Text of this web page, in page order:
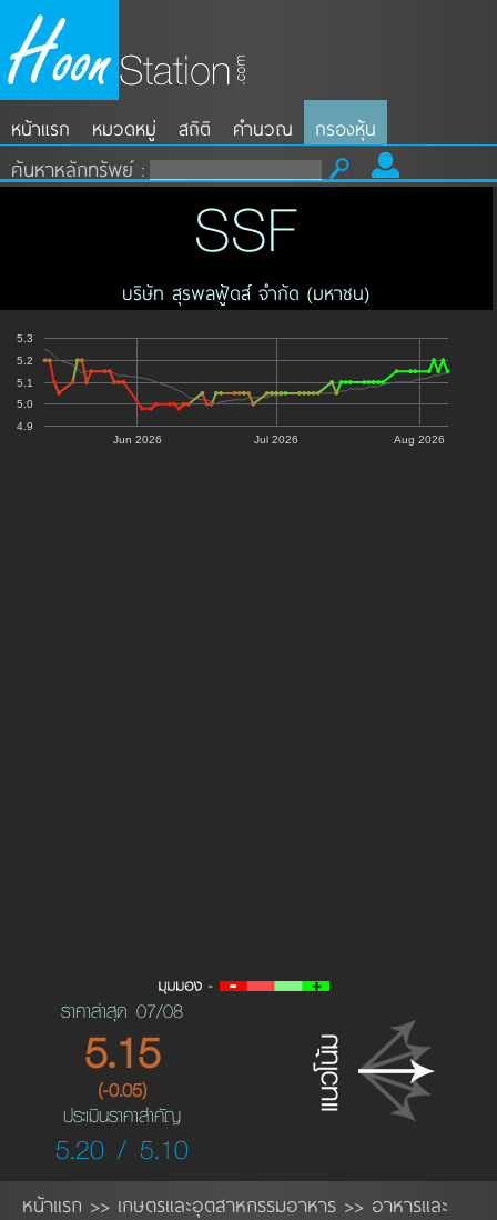
หน้าแรก หมวดหมู่ สถิติ คำนวณ กรองหุ้น
ค้นหาหลักทรัพย์ :
SSF
บริษัท สุรพลฟู้ดส์ จำกัด (มหาชน)
Jun 2026 Jul 2026 Aug 2026
4.9
5.0
5.1
5.2
5.3
ราคาล่าสุด 07/08
5.15
(-0.05)
ประเมินราคาสำคัญ
5.20 / 5.10
หน้าแรก >> เกษตรและอุตสาหกรรมอาหาร >> อาหารและ